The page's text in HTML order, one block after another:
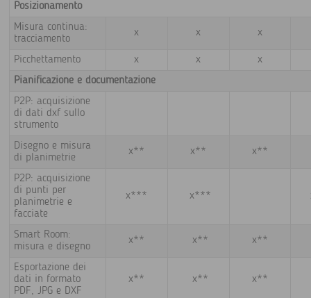
Posizionamento
Misura continua:
tracciamento
x x x
Picchettamento x x
x
Pianificazione e documentazione
P2P: acquisizione
di dati dxf sullo
strumento
Disegno e misura
di planimetrie
x** x** x**
P2P: acquisizione
di punti per
planimetrie e
facciate
x*** x***
Smart Room:
misura e disegno
x** x** x**
Esportazione dei
dati in formato
PDF, JPG e DXF
x** x** x**